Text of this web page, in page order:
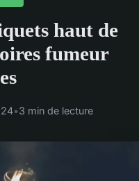
haut de
fumeur
•3 min de lecture